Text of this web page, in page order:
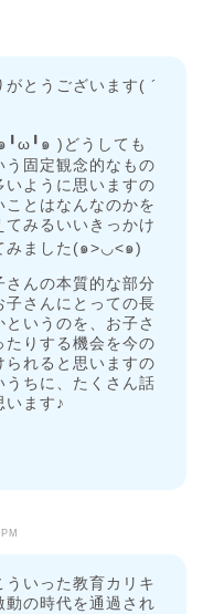
がとうございます( ´
╹ω╹๑ )どうしても
う固定観念的なもの
いように思いますの
とはなんなのかを
みるいいきっかけ
みました(๑>◡<๑)
さんの本質的な部分
子さんにとっての長
いうのを、お子さ
たりする機会を今の
られると思いますの
うちに、たくさん話
います♪
いった教育カリキ
動の時代を通過され